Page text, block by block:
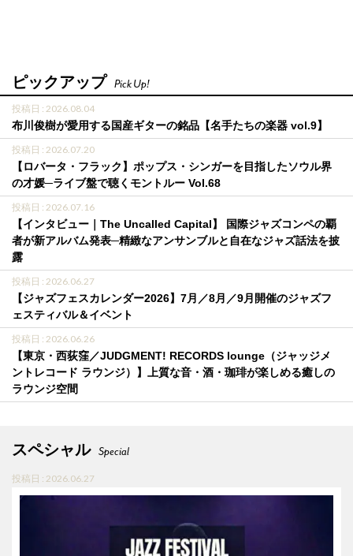
ピックアップ Pick Up!
投稿日 : 2026.08.04
布川俊樹が愛用する国産ギターの銘品【名手たちの楽器 vol.9】
投稿日 : 2026.07.20
【ロバータ・フラック】ポップス・シンガーを目指したソウル界
の才媛─ライブ盤で聴くモントルー Vol.68
投稿日 : 2026.07.16
【インタビュー｜The Uncalled Capital】 国際ジャズコンペの覇
者が新アルバム発表─精緻なアンサンブルと自在なジャズ話法を披
露
投稿日 : 2026.06.27
【ジャズフェスカレンダー2026】7月／8月／9月開催のジャズフ
ェスティバル＆イベント
投稿日 : 2026.06.26
【東京・西荻窪／JUDGMENT! RECORDS lounge（ジャッジメ
ントレコード ラウンジ）】上質な音・酒・珈琲が楽しめる癒しの
ラウンジ空間
スペシャル Special
投稿日 : 2026.06.27